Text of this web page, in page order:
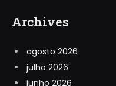
Archives
agosto 2026
julho 2026
junho 2026